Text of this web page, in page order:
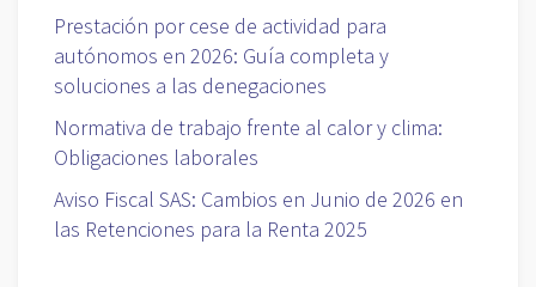
Prestación por cese de actividad para
autónomos en 2026: Guía completa y
soluciones a las denegaciones
Normativa de trabajo frente al calor y clima:
Obligaciones laborales
Aviso Fiscal SAS: Cambios en Junio de 2026 en
las Retenciones para la Renta 2025